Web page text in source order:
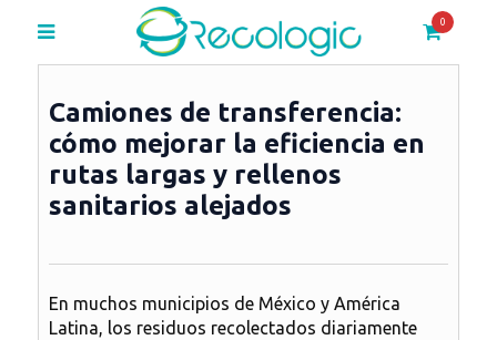
0
Camiones de transferencia:
cómo mejorar la eficiencia en
rutas largas y rellenos
sanitarios alejados
En muchos municipios de México y América
Latina, los residuos recolectados diariamente